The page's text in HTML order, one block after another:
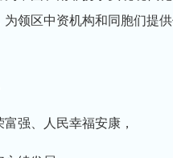
领区中资机构和同胞们提
强、人民幸福安康，